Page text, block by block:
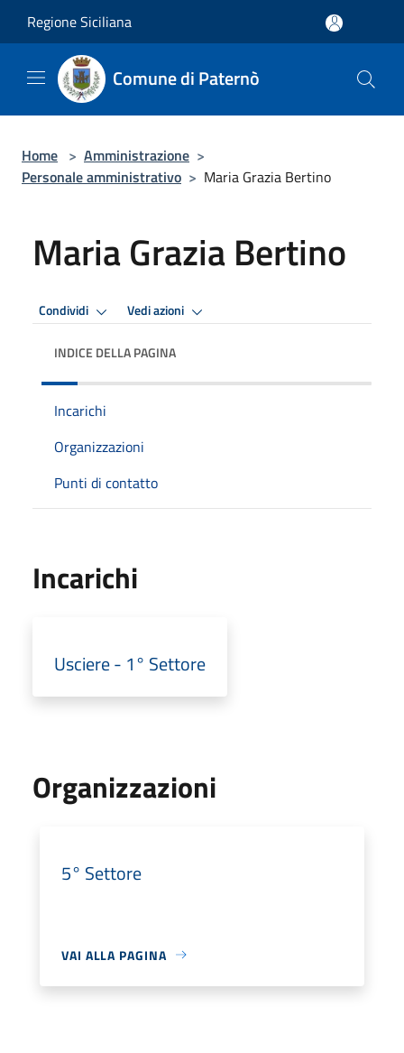
Regione Siciliana
Comune di Paternò
Home > Amministrazione >
Personale amministrativo > Maria Grazia Bertino
Maria Grazia Bertino
Condividi Vedi azioni
INDICE DELLA PAGINA
Incarichi
Organizzazioni
Punti di contatto
Incarichi
Usciere - 1° Settore
Organizzazioni
5° Settore
VAI ALLA PAGINA